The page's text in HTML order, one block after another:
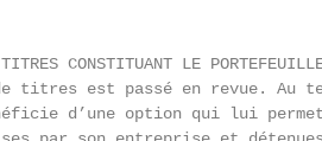
CONSTITUANT LE
titres est passé en revue. Au
d’une option qui lui